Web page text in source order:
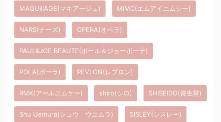
MAQUillAGE(マキアージュ) MiMC(エムアイエムシー)
NARS(ナーズ) OPERA(オペラ)
PAUL&JOE BEAUTE(ポール＆ジョーボーテ)
POLA(ポーラ) REVLON(レブロン)
RMK(アールエムケー) shiro(シロ) SHISEIDO(資生堂)
Shu Uemura(シュウ ウエムラ) SISLEY(シスレー)